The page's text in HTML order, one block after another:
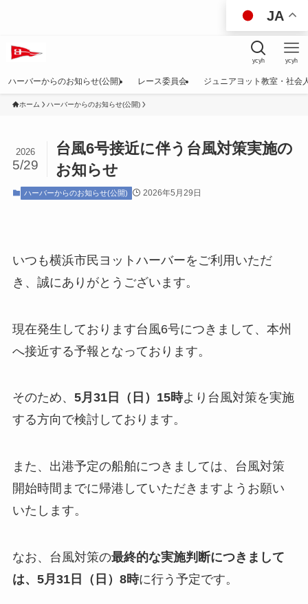
JA
ycyh ycyh
ハーバーからのお知らせ(公開) レース委員会 ジュニアヨット教室・社会
ホーム ハーバーからのお知らせ(公開)
台風6号接近に伴う台風対策実施の
お知らせ
2026
5/29
ハーバーからのお知らせ(公開) 2026年5月29日
いつも横浜市民ヨットハーバーをご利用いただ
き、誠にありがとうございます。
現在発生しております台風6号につきまして、本州
へ接近する予報となっております。
そのため、 5月31日（日）15時より台風対策を実施
する方向で検討しております。
また、出港予定の船舶につきましては、台風対策
開始時間までに帰港していただきますようお願い
いたします。
なお、台風対策の最終的な実施判断につきまして
は、5月31日（日）8時に行う予定です。